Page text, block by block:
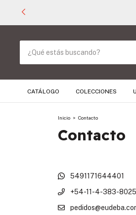
CATÁLOGO COLECCIONES
Inicio > Contacto
Contacto
5491171644401
+54-11-4-383-8025